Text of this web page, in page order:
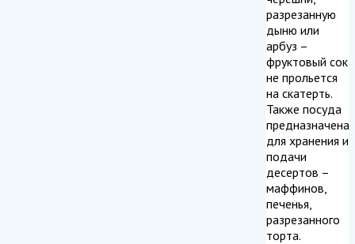
разрезанную
дыню или
арбуз –
фруктовый сок
не прольется
на скатерть.
Также посуда
предназначена
для хранения и
подачи
десертов –
маффинов,
печенья,
разрезанного
торта.